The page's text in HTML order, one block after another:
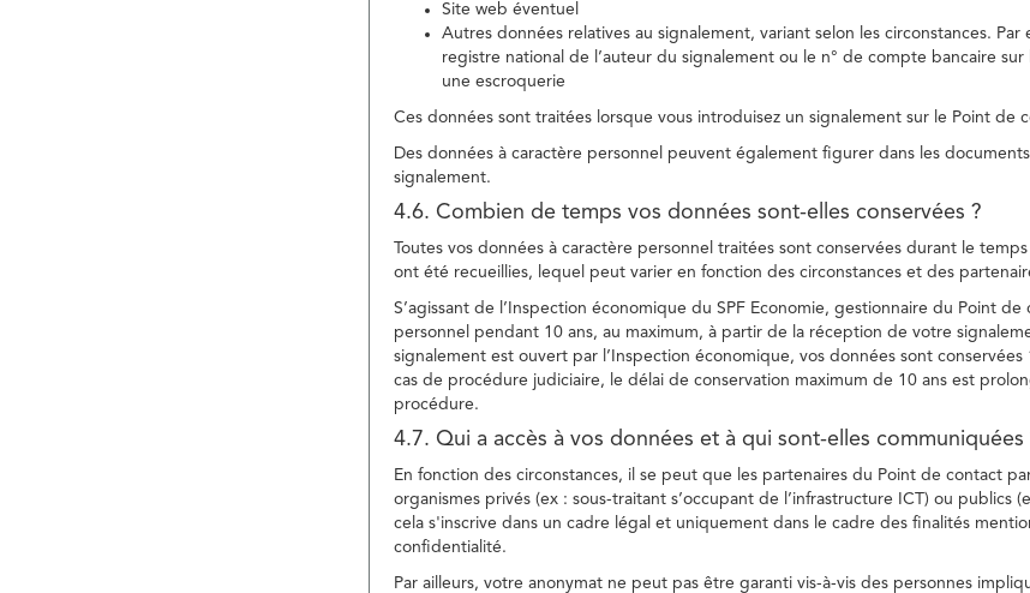
Site web éventuel
Autres données relatives au signalement, variant selon les circonstances.
registre national de l’auteur du signalement ou le n° de compte bancaire
une escroquerie
Ces données sont traitées lorsque vous introduisez un signalement sur le Point de
Des données à caractère personnel peuvent également figurer dans les
signalement.
4.6. Combien de temps vos données sont-elles conservées ?
Toutes vos données à caractère personnel traitées sont conservées durant le
ont été recueillies, lequel peut varier en fonction des circonstances et des
S’agissant de l’Inspection économique du SPF Economie, gestionnaire du Point
personnel pendant 10 ans, au maximum, à partir de la réception de votre
signalement est ouvert par l’Inspection économique, vos données sont
cas de procédure judiciaire, le délai de conservation maximum de 10 ans est
procédure.
4.7. Qui a accès à vos données et à qui sont-elles communiquées
En fonction des circonstances, il se peut que les partenaires du Point de contact
organismes privés (ex : sous-traitant s’occupant de l’infrastructure ICT) ou
cela s'inscrive dans un cadre légal et uniquement dans le cadre des finalités
confidentialité.
Par ailleurs, votre anonymat ne peut pas être garanti vis-à-vis des personnes